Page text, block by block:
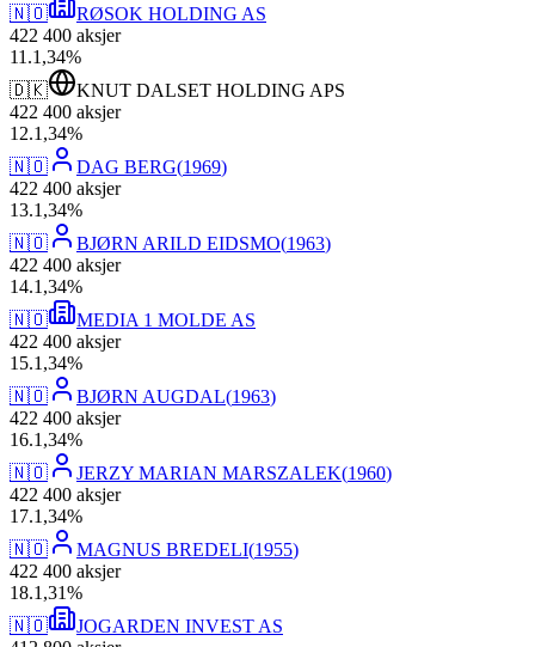
🇳🇴
RØSOK HOLDING AS
422 400 aksjer
11 .1,34%
🇩🇰
KNUT DALSET HOLDING APS
422 400 aksjer
12.1,34%
🇳🇴
DAG BERG(1969)
422 400 aksjer
13.1,34%
🇳🇴
BJØRN ARILD EIDSMO(1963)
422 400 aksjer
14.1,34%
🇳🇴
MEDIA 1 MOLDE AS
422 400 aksjer
15.1,34%
🇳🇴
BJØRN AUGDAL(1963)
422 400 aksjer
16.1,34%
🇳🇴
JERZY MARIAN MARSZALEK(1960)
422 400 aksjer
17.1,34%
🇳🇴
MAGNUS BREDELI(1955)
422 400 aksjer
18.1,31%
🇳🇴
JOGARDEN INVEST AS